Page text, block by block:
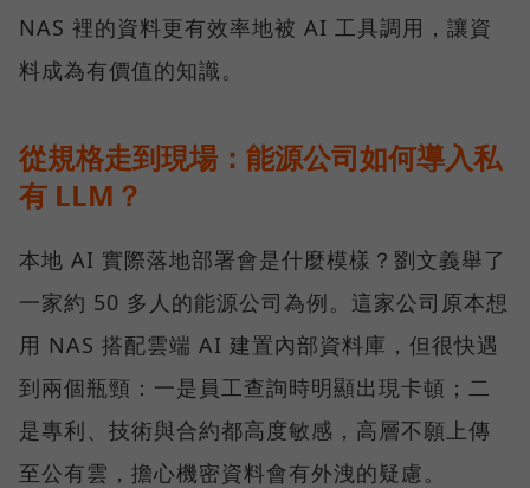
NAS 裡的資料更有效率地被 AI 工具調用，讓資
料成為有價值的知識。
從規格走到現場：能源公司如何導入私
有 LLM？
本地 AI 實際落地部署會是什麼模樣？劉文義舉了
一家約 50 多人的能源公司為例。這家公司原本想
用 NAS 搭配雲端 AI 建置內部資料庫，但很快遇
到兩個瓶頸：一是員工查詢時明顯出現卡頓；二
是專利、技術與合約都高度敏感，高層不願上傳
至公有雲，擔心機密資料會有外洩的疑慮。